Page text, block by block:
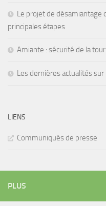
Le projet de désamiantage
principales étapes
Amiante : sécurité de la
Les dernières actualités
LIENS
Communiqués de presse
PLUS